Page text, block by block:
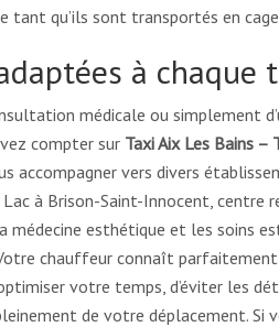
tant qu’ils sont transportés en
à chaque
médicale ou simplement
compter sur Taxi Aix Les Bains –
accompagner vers divers
à Brison-Saint-Innocent, centre
médecine esthétique et les soins
chauffeur connaît
votre temps, d’éviter les
de votre déplacement. Si